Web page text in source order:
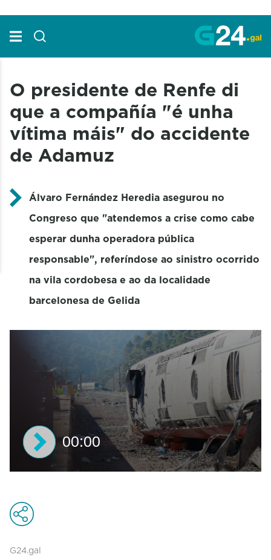
O presidente de Renfe di
que a compañía "é unha
vítima máis" do accidente
de Adamuz
Álvaro Fernández Heredia asegurou no
Congreso que "atendemos a crise como cabe
esperar dunha operadora pública
responsable", referíndose ao sinistro ocorrido
na vila cordobesa e ao da localidade
barcelonesa de Gelida
c
o
d
00:00
G24.gal